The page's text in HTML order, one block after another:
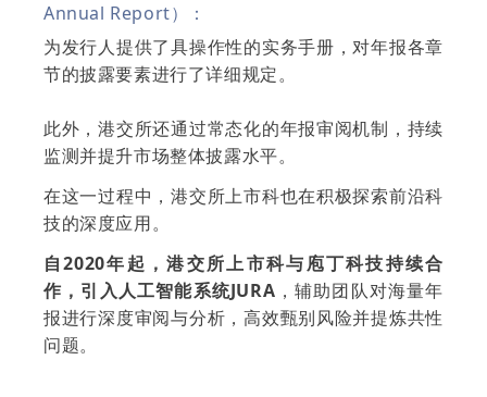
Annual Report）：
为发行人提供了具操作性的实务手册，对年报各章
节的披露要素进行了详细规定。
此外，港交所还通过常态化的年报审阅机制，持续
监测并提升市场整体披露水平。
在这一过程中，港交所上市科也在积极探索前沿科
技的深度应用。
自2020年起，港交所上市科与庖丁科技持续合
作，引入人工智能系统JURA ，辅助团队对海量年
报进行深度审阅与分析，高效甄别风险并提炼共性
问题。